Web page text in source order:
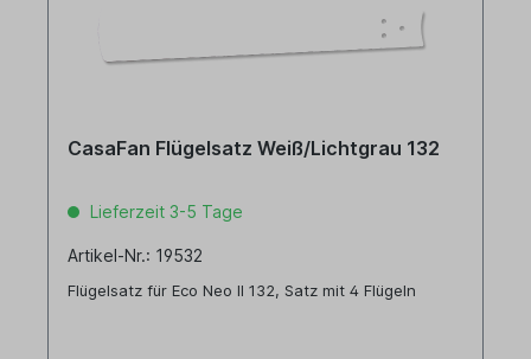
CasaFan Flügelsatz Weiß/Lichtgrau 132
Lieferzeit 3-5 Tage
Artikel-Nr.: 19532
Flügelsatz für Eco Neo II 132, Satz mit 4 Flügeln